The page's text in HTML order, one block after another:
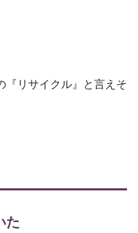
『リサイクル』と言えそ
た